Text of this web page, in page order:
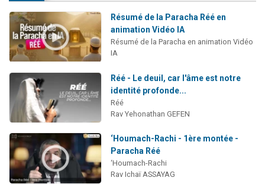
Résumé de la Paracha Réé en
animation Vidéo IA
Résumé de la Paracha en animation Vidéo
IA
Réé - Le deuil, car l'âme est notre
identité profonde...
Réé
Rav Yehonathan GEFEN
‘Houmach-Rachi - 1ère montée -
Paracha Réé
‘Houmach-Rachi
Rav Ichaï ASSAYAG